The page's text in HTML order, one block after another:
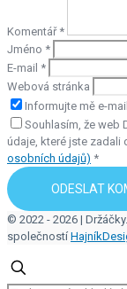
Komentář *
Jméno *
E-mail *
Webová stránka
Informujte mě e-
Souhlasím, že web
údaje, které jste zadali
osobních údajů) *
© 2022 - 2026 |
společností